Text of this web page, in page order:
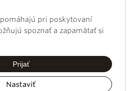
pri poskytovaní
spoznať a zapamätať si
Prijať
Nastaviť